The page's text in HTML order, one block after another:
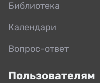
Библиотека
Календари
Вопрос-ответ
Пользователям